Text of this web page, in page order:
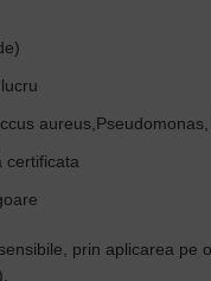
certificata
prin aplicarea pe